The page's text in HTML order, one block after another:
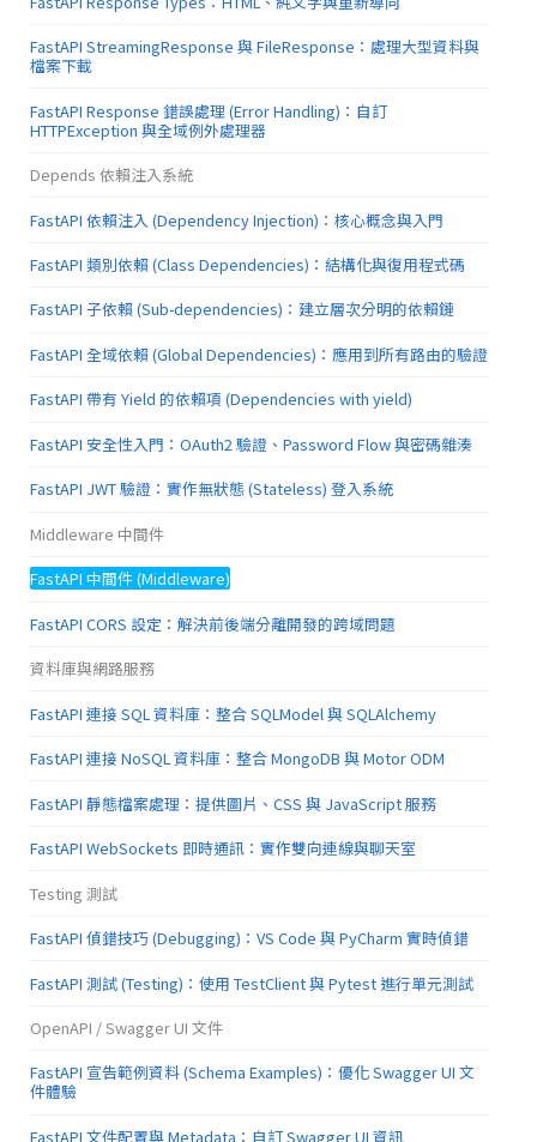
FastAPI StreamingResponse 與 FileResponse：處理大型資料與
檔案下載
FastAPI Response 錯誤處理 (Error Handling)：自訂
HTTPException 與全域例外處理器
Depends 依賴注入系統
FastAPI 依賴注入 (Dependency Injection)：核心概念與入門
FastAPI 類別依賴 (Class Dependencies)：結構化與復用程式碼
FastAPI 子依賴 (Sub-dependencies)：建立層次分明的依賴鏈
FastAPI 全域依賴 (Global Dependencies)：應用到所有路由的驗證
FastAPI 帶有 Yield 的依賴項 (Dependencies with yield)
FastAPI 安全性入門：OAuth2 驗證、Password Flow 與密碼雜湊
FastAPI JWT 驗證：實作無狀態 (Stateless) 登入系統
Middleware 中間件
FastAPI 中間件 (Middleware)
FastAPI CORS 設定：解決前後端分離開發的跨域問題
資料庫與網路服務
FastAPI 連接 SQL 資料庫：整合 SQLModel 與 SQLAlchemy
FastAPI 連接 NoSQL 資料庫：整合 MongoDB 與 Motor ODM
FastAPI 靜態檔案處理：提供圖片、CSS 與 JavaScript 服務
FastAPI WebSockets 即時通訊：實作雙向連線與聊天室
Testing 測試
FastAPI 偵錯技巧 (Debugging)：VS Code 與 PyCharm 實時偵錯
FastAPI 測試 (Testing)：使用 TestClient 與 Pytest 進行單元測試
OpenAPI / Swagger UI 文件
FastAPI 宣告範例資料 (Schema Examples)：優化 Swagger UI 文
件體驗
FastAPI 文件配置與 Metadata：自訂 Swagger UI 資訊